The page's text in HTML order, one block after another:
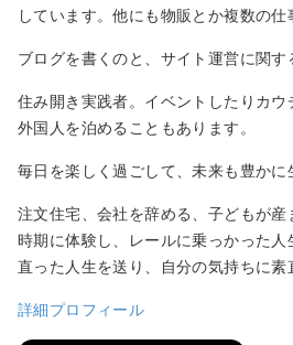
しています。他にも物販とか複数の仕
ブログを書くのと、サイト運営に関す
住み開き実践者。イベントしたりカ
外国人を泊めることもあります。
毎日を楽しく過ごして、未来も豊かに
注文住宅、会社を辞める、子どもが産
時期に体験し、レールに乗っかった人
直った人生を送り、自分の気持ちに素
詳細プロフィール